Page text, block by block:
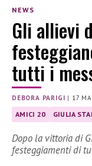
NEWS
Gli allievi
tutti i
DEBORA PARIGI | 17
AMICI 20 GIULIA
Dopo la vittoria di
festeggiamenti di